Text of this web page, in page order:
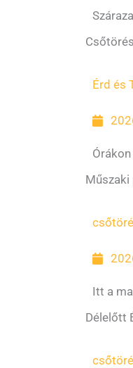
Érd és
Műszaki
Itt a
Délelőtt